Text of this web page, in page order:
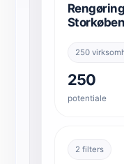
250
250
potentiale
2 filters